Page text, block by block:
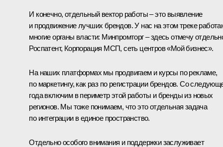
И конечно, отдельный вектор работы – это выявление
и продвижение лучших брендов. У нас на этом треке
многие органы власти: Минпромторг – здесь отмечу
Роспатент, Корпорация МСП, сеть центров «Мой бизнес».
На наших платформах мы продвигаем и курсы по рекламе,
по маркетингу, как раз по регистрации брендов. Со
года включим в периметр этой работы и бренды из новых
регионов. Мы тоже понимаем, что это отдельная задача
по интеграции в единое пространство.
Отдельно особого внимания и поддержки заслуживает